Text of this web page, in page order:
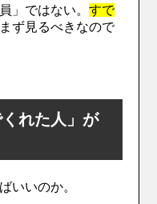
」ではない。すで
ず見るべきなので
れた人」が
いいのか。